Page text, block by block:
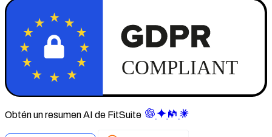
Obtén un resumen AI de FitSuite